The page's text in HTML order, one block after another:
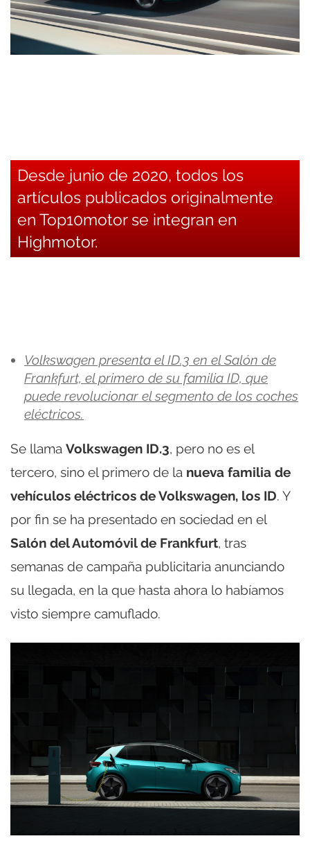
Desde junio de 2020, todos los
artículos publicados originalmente
en Top10motor se integran en
Highmotor.
Volkswagen presenta el ID.3 en el Salón de
Frankfurt, el primero de su familia ID, que
puede revolucionar el segmento de los coches
eléctricos.
Se llama Volkswagen ID.3, pero no es el
tercero, sino el primero de la nueva familia de
vehículos eléctricos de Volkswagen, los ID. Y
por fin se ha presentado en sociedad en el
Salón del Automóvil de Frankfurt, tras
semanas de campaña publicitaria anunciando
su llegada, en la que hasta ahora lo habíamos
visto siempre camuflado.